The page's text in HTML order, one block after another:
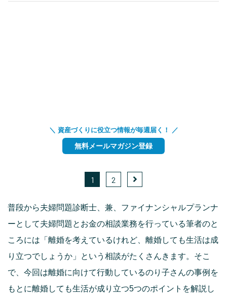
＼ 資産づくりに役立つ情報が毎週届く！ ／
無料メールマガジン登録
1 2
普段から夫婦問題診断士、兼、ファイナンシャルプランナ
ーとして夫婦問題とお金の相談業務を行っている筆者のと
ころには「離婚を考えているけれど、離婚しても生活は成
り立つでしょうか」という相談がたくさんきます。そこ
で、今回は離婚に向けて行動しているのり子さんの事例を
もとに離婚しても生活が成り立つ5つのポイントを解説し